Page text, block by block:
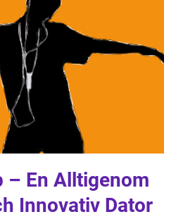
– En Alltigenom
Innovativ Dator